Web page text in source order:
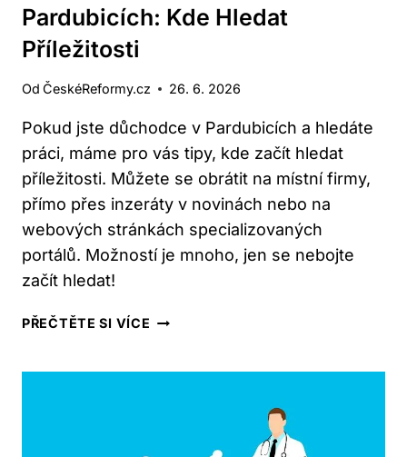
Pardubicích: Kde Hledat
Příležitosti
Od ČeskéReformy.cz 26. 6. 2026
Pokud jste důchodce v Pardubicích a hledáte
práci, máme pro vás tipy, kde začít hledat
příležitosti. Můžete se obrátit na místní firmy,
přímo přes inzeráty v novinách nebo na
webových stránkách specializovaných
portálů. Možností je mnoho, jen se nebojte
začít hledat!
PŘEČTĚTE SI VÍCE PRÁCE